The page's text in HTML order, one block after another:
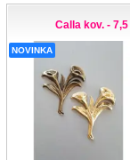
Calla kov. -
NOVINKA